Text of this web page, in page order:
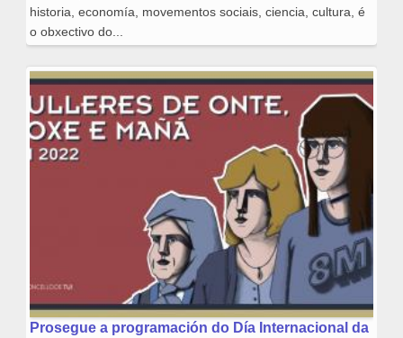
historia, economía, movementos sociais, ciencia, cultura, é
o obxectivo do...
Prosegue a programación do Día Internacional da